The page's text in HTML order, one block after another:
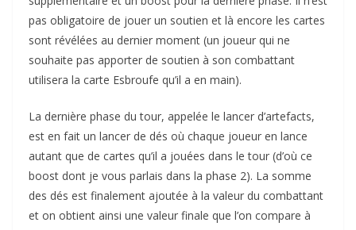
pas obligatoire de jouer un soutien et là encore les cartes
sont révélées au dernier moment (un joueur qui ne
souhaite pas apporter de soutien à son combattant
utilisera la carte Esbroufe qu’il a en main).
La dernière phase du tour, appelée le lancer d’artefacts,
est en fait un lancer de dés où chaque joueur en lance
autant que de cartes qu’il a jouées dans le tour (d’où ce
boost dont je vous parlais dans la phase 2). La somme
des dés est finalement ajoutée à la valeur du combattant
et on obtient ainsi une valeur finale que l’on compare à